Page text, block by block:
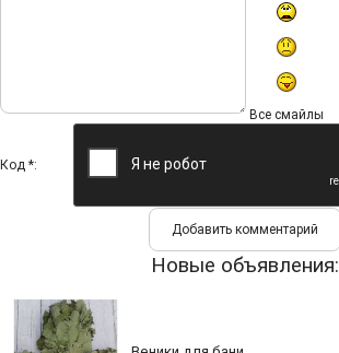
Все смайлы
Код *:
Новые объявления: